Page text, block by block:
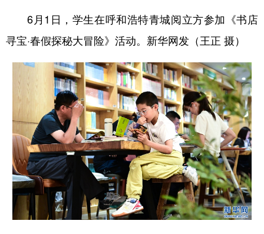
多语种频道
English Español Français عربى
Русский язык 日本語 한국어
Deutsch Português
6月1日，学生在呼和浩特青城阅立方参加《书店
寻宝·春假探秘大冒险》活动。新华网发（王正 摄）